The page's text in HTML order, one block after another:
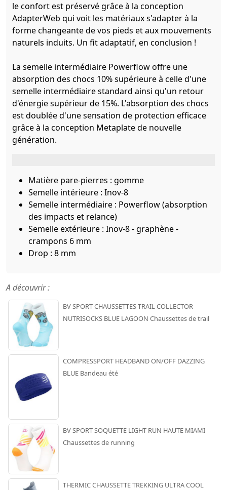
le confort est préservé grâce à la conception
AdapterWeb qui voit les matériaux s'adapter à la
forme changeante de vos pieds et aux mouvements
naturels induits. Un fit adaptatif, en conclusion !
La semelle intermédiaire Powerflow offre une
absorption des chocs 10% supérieure à celle d'une
semelle intermédiaire standard ainsi qu'un retour
d'énergie supérieur de 15%. L'absorption des chocs
est doublée d'une sensation de protection efficace
grâce à la conception Metaplate de nouvelle
génération.
Matière pare-pierres : gomme
Semelle intérieure : Inov-8
Semelle intermédiaire : Powerflow (absorption
des impacts et relance)
Semelle extérieure : Inov-8 - graphène -
crampons 6 mm
Drop : 8 mm
A découvrir :
BV SPORT CHAUSSETTES TRAIL COLLECTOR
NUTRISOCKS BLUE LAGOON Chaussettes de trail
COMPRESSPORT HEADBAND ON/OFF DAZZING
BLUE Bandeau été
BV SPORT SOQUETTE LIGHT RUN HAUTE MIAMI
Chaussettes de running
THERMIC CHAUSSETTE TREKKING ULTRA COOL